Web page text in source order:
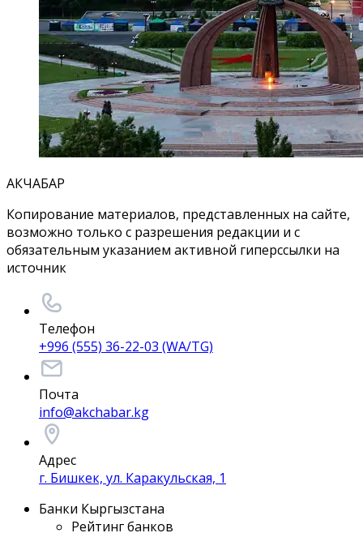
АКЧАБАР
Копирование материалов, представленных на сайте,
возможно только с разрешения редакции и с
обязательным указанием активной гиперссылки на
источник
Телефон
+996 (555) 36-22-03 (WA/TG)
Почта
info@akchabar.kg
Адрес
г. Бишкек, ул. Каракульская, 1
Банки Кыргызстана
Рейтинг банков